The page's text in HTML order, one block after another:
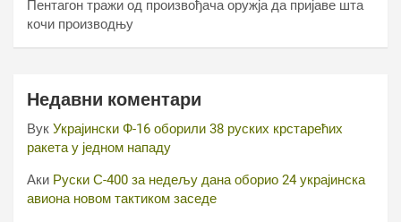
Пентагон тражи од произвођача оружја да пријаве шта
кочи производњу
Недавни коментари
Вук Украјински Ф-16 оборили 38 руских крстарећих
ракета у једном нападу
Аки Руски С-400 за недељу дана оборио 24 украјинска
авиона новом тактиком заседе